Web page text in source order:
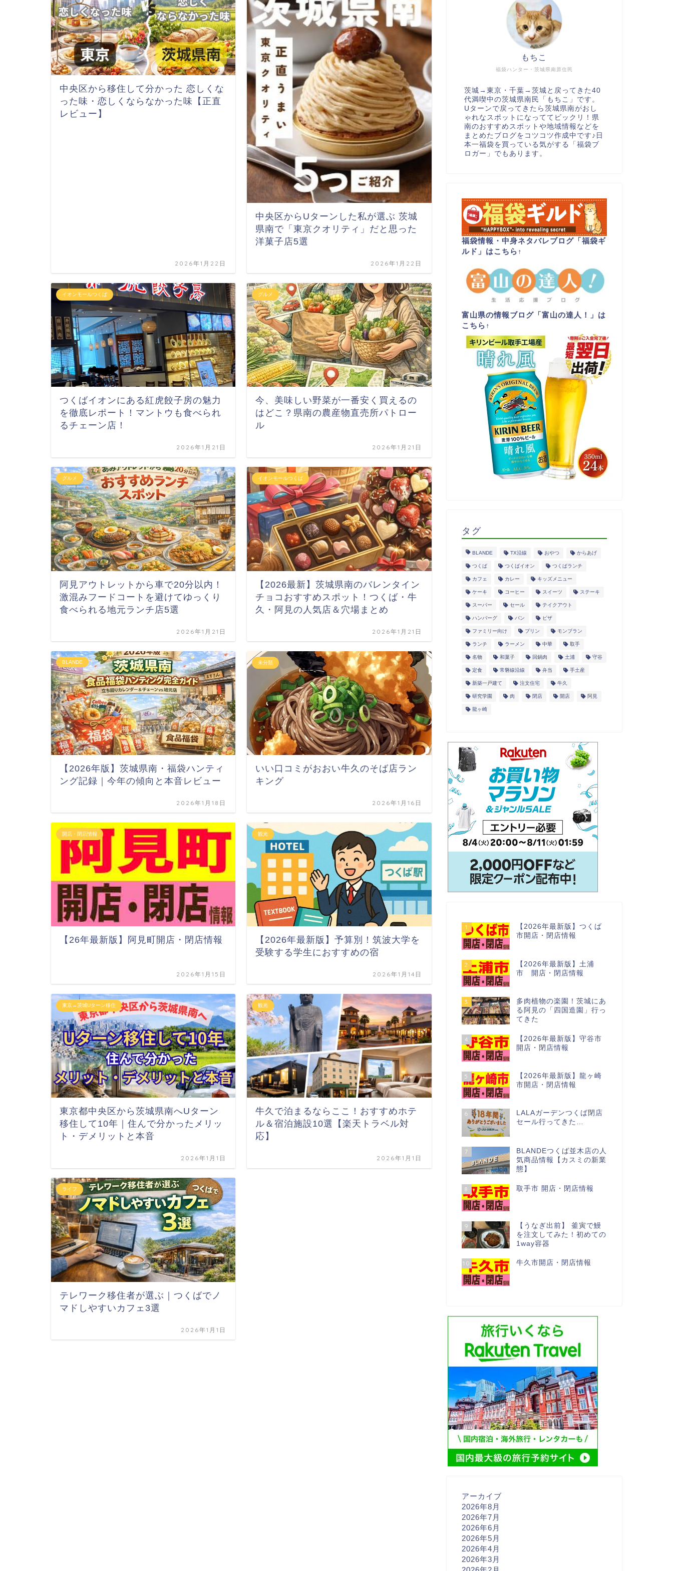
中央区から移住して分かった 恋しくな
った味・恋しくならなかった味【正直
レビュー】
2026年1月22日
中央区からUターンした私が選ぶ 茨城
県南で「東京クオリティ」だと思った
洋菓子店5選
2026年1月22日
イオンモールつくば
つくばイオンにある紅虎餃子房の魅力
を徹底レポート！マントウも食べられ
るチェーン店！
2026年1月21日
グルメ
今、美味しい野菜が一番安く買えるの
はどこ？県南の農産物直売所パトロー
ル
2026年1月21日
グルメ
阿見アウトレットから車で20分以内！
激混みフードコートを避けてゆっくり
食べられる地元ランチ店5選
2026年1月21日
イオンモールつくば
【2026最新】茨城県南のバレンタイン
チョコおすすめスポット！つくば・牛
久・阿見の人気店＆穴場まとめ
2026年1月21日
BLANDE
【2026年版】茨城県南・福袋ハンティ
ング記録｜今年の傾向と本音レビュー
2026年1月18日
未分類
いい口コミがおおい牛久のそば店ラン
キング
2026年1月16日
開店・閉店情報
【26年最新版】阿見町開店・閉店情報
2026年1月15日
観光
【2026年最新版】予算別！筑波大学を
受験する学生におすすめの宿
2026年1月14日
東京→茨城Uターン移住
東京都中央区から茨城県南へUターン
移住して10年｜住んで分かったメリッ
ト・デメリットと本音
2026年1月1日
観光
牛久で泊まるならここ！おすすめホテ
ル＆宿泊施設10選【楽天トラベル対
応】
2026年1月1日
ライフ
テレワーク移住者が選ぶ｜つくばでノ
マドしやすいカフェ3選
2026年1月1日
福袋ハンター・茨城県南原住民
もちこ
茨城→東京・千葉→茨城と戻ってきた40
代満喫中の茨城県南民「もちこ」です。
Uターンで戻ってきたら茨城県南がおし
ゃれなスポットになっててビックリ！県
南のおすすめスポットや地域情報などを
まとめたブログをコツコツ作成中です♪日
本一福袋を買っている気がする「福袋ブ
ロガー」でもあります。
福袋情報・中身ネタバレブログ「福袋ギ
ルド」はこちら ↑
富山県の情報ブログ「富山の達人！」は
こちら ↑
タグ
BLANDE TX沿線 おやつ からあげ
つくば つくばイオン つくばランチ
カフェ カレー キッズメニュー
ケーキ コーヒー スイーツ ステーキ
スーパー セール テイクアウト
ハンバーグ パン ピザ
ファミリー向け プリン モンブラン
ランチ ラーメン 中華 取手
名物 和菓子 回鍋肉 土浦 守谷
定食 常磐線沿線 弁当 手土産
新築一戸建て 注文住宅 牛久
研究学園 肉 閉店 開店 阿見
龍ヶ崎
1
【2026年最新版】つくば
市開店・閉店情報
2
【2026年最新版】土浦
市 開店・閉店情報
3
多肉植物の楽園！茨城にあ
る阿見の「四国造園」行っ
てきた
4
【2026年最新版】守谷市
開店・閉店情報
5
【2026年最新版】龍ヶ崎
市開店・閉店情報
6
LALAガーデンつくば閉店
セール行ってきた…
7
BLANDEつくば並木店の人
気商品情報【カスミの新業
態】
8 取手市 開店・閉店情報
9
【うなぎ出前】 釜寅で鰻
を注文してみた！初めての
1way容器
10 牛久市開店・閉店情報
アーカイブ
2026年8月
2026年7月
2026年6月
2026年5月
2026年4月
2026年3月